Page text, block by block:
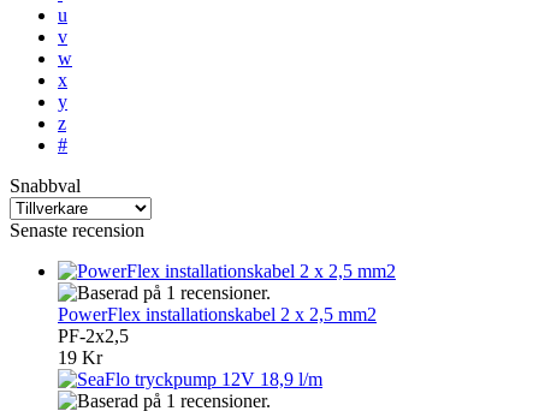
u
v
w
x
y
z
#
Snabbval
Senaste recension
PowerFlex installationskabel 2 x 2,5 mm2
PF-2x2,5
19 Kr